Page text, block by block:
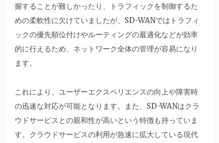
握することが難しかったり、トラフィックを制御するた
めの柔軟性に欠けていましたが、SD-WANではトラフィ
ックの優先順位付けやルーティングの最適化などが効率
的に行えるため、ネットワーク全体の管理が容易になり
ます。
これにより、ユーザーエクスペリエンスの向上や障害時
の迅速な対応が可能となります。また、SD-WANはクラ
ウドサービスとの親和性が高いという特徴も持っていま
す。クラウドサービスの利用が急速に拡大している現代